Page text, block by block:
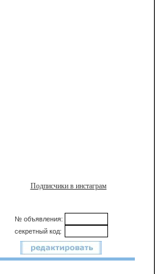
Подписчики в инстаграм
№ объявления:
секретный код: